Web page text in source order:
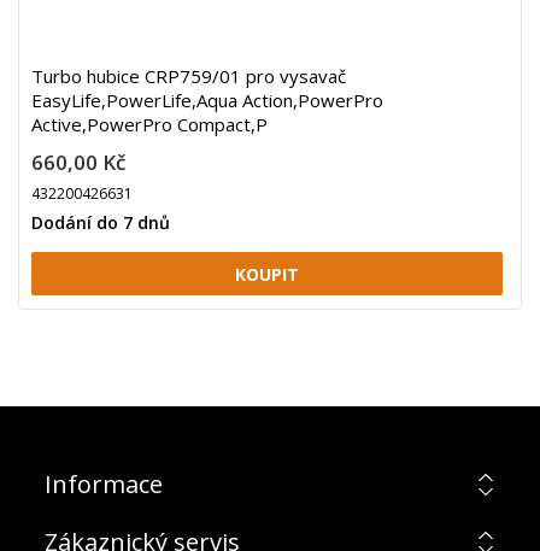
Turbo hubice CRP759/01 pro vysavač
EasyLife,PowerLife,Aqua Action,PowerPro
Active,PowerPro Compact,P
660,00 Kč
432200426631
Dodání do 7 dnů
Informace
Zákaznický servis